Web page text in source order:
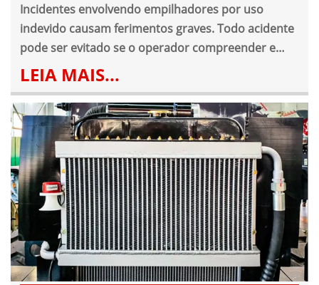
Incidentes envolvendo empilhadores por uso
indevido causam ferimentos graves. Todo acidente
pode ser evitado se o operador compreender e
colocar em prática as operações seguras do
equipamento.
LEIA MAIS...